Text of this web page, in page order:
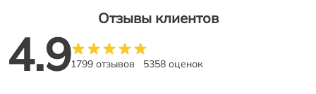
Отзывы клиентов
4.91799 отзывов 5358 оценок